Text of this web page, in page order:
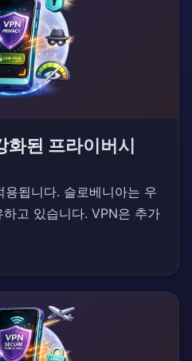
화된 프라이버시
용됩니다. 슬로베니아는 우
고 있습니다. VPN은 추가